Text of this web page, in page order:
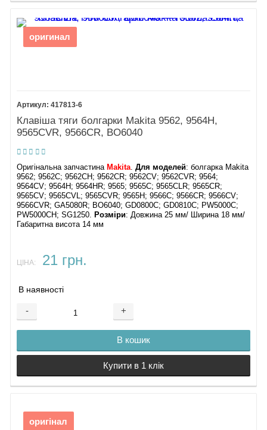
оригинал
417813-6
Клавіша тяги болгарки Makita 9562, 9564H,
9565CVR, 9566CR, BO6040
Оригінальна запчастина Makita.Для моделей: болгарка Makita
9562; 9562C; 9562CH; 9562CR; 9562CV; 9562CVR; 9564;
9564CV; 9564H; 9564HR; 9565; 9565C; 9565CLR; 9565CR;
9565CV; 9565CVL; 9565CVR; 9565H; 9566C; 9566CR; 9566CV;
9566CVR; GA5080R; BO6040; GD0800C; GD0810C; PW5000C;
PW5000CH; SG1250. Розміри: Довжина 25 мм/ Ширина 18 мм/
Габаритна висота 14 мм
ЦІНА: 21 грн.
В наявності
- +
В кошик
Купити в 1 клік
оригінал